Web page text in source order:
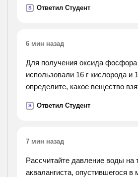
S Ответил Студент
6 мин назад
Для получения оксида фосфора
использовали 16 г кислорода и
определите, какое вещество
реакции.
S Ответил Студент
7 мин назад
Рассчитайте давление воды на
аквалангиста, опустившегося в